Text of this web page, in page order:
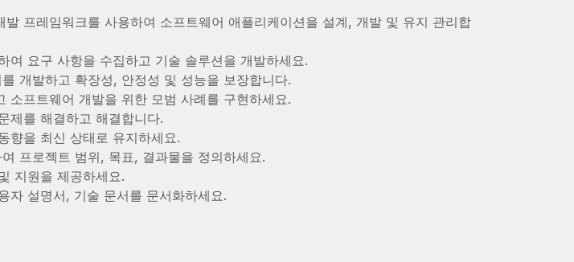
발 프레임워크를 사용하여 소프트웨어 애플리케이션을 설계, 개발 및 유지 관리합
여 요구 사항을 수집하고 기술 솔루션을 개발하세요.
개발하고 확장성, 안정성 및 성능을 보장합니다.
소프트웨어 개발을 위한 모범 사례를 구현하세요.
제를 해결하고 해결합니다.
향을 최신 상태로 유지하세요.
프로젝트 범위, 목표, 결과물을 정의하세요.
지원을 제공하세요.
자 설명서, 기술 문서를 문서화하세요.